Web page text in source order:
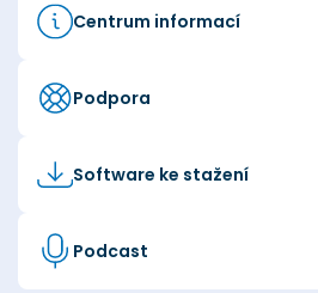
Centrum informací
Podpora
Software ke stažení
Podcast